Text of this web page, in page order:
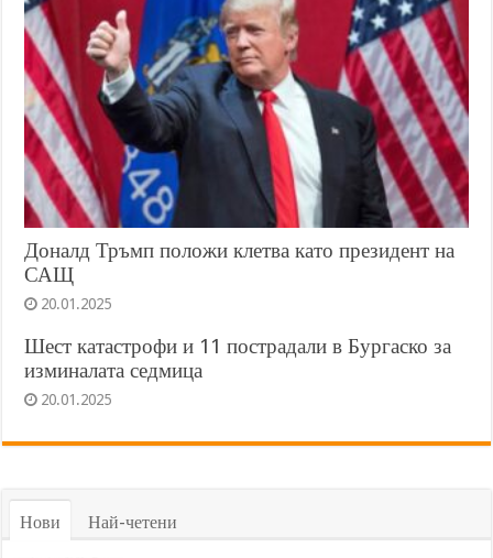
Доналд Тръмп положи клетва като президент на
САЩ
20.01.2025
Шест катастрофи и 11 пострадали в Бургаско за
изминалата седмица
20.01.2025
Нови Най-четени